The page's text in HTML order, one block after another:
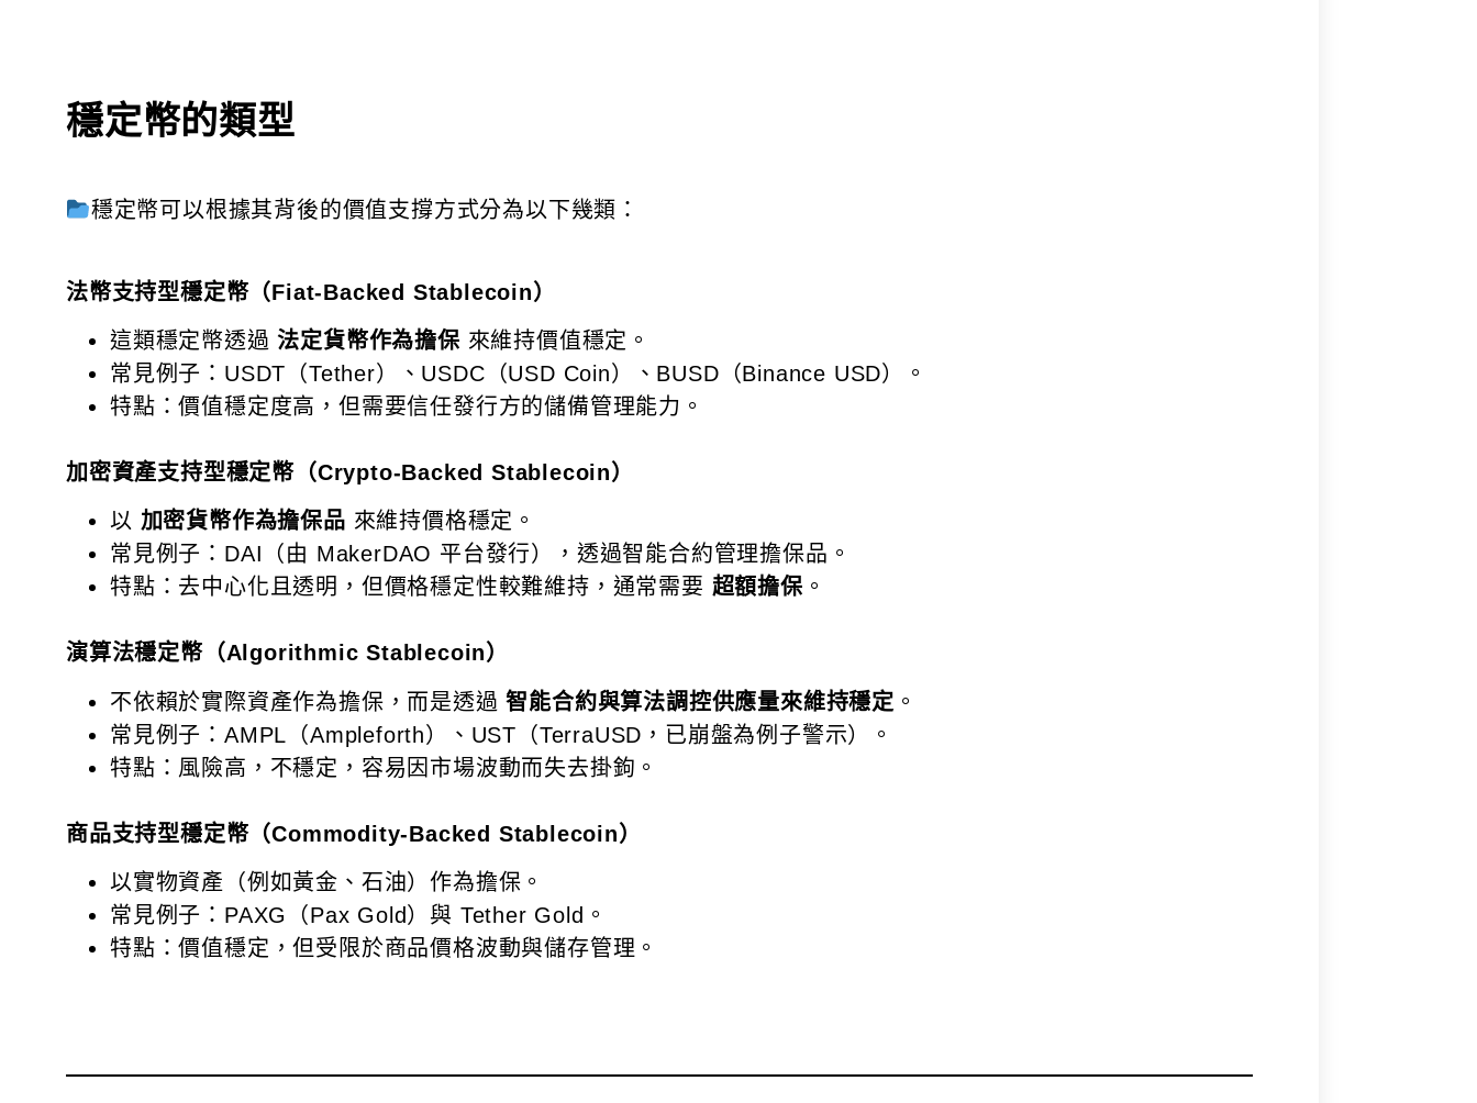
穩定幣的類型
穩定幣可以根據其背後的價值支撐方式分為以下幾類：
法幣支持型穩定幣（Fiat-Backed Stablecoin）
這類穩定幣透過 法定貨幣作為擔保 來維持價值穩定。
常見例子：USDT（Tether）、USDC（USD Coin）、BUSD（Binance USD）。
特點：價值穩定度高，但需要信任發行方的儲備管理能力。
加密資產支持型穩定幣（Crypto-Backed Stablecoin）
以 加密貨幣作為擔保品 來維持價格穩定。
常見例子：DAI（由 MakerDAO 平台發行），透過智能合約管理擔保品。
特點：去中心化且透明，但價格穩定性較難維持，通常需要 超額擔保 。
演算法穩定幣（Algorithmic Stablecoin）
不依賴於實際資產作為擔保，而是透過智能合約與算法調控供應量來維持穩定 。
常見例子：AMPL（Ampleforth）、UST（TerraUSD，已崩盤為例子警示）。
特點：風險高，不穩定，容易因市場波動而失去掛鉤。
商品支持型穩定幣（Commodity-Backed Stablecoin）
以實物資產（例如黃金、石油）作為擔保。
常見例子：PAXG（Pax Gold）與 Tether Gold。
特點：價值穩定，但受限於商品價格波動與儲存管理。